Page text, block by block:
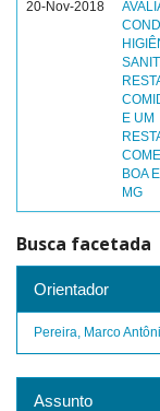
20-Nov-2018
E UM
BOA
MG
Busca facetada
Orientador
Pereira, Marco
Assunto